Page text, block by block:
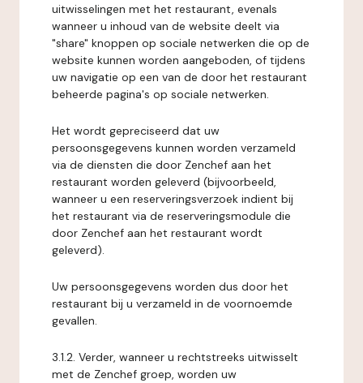
uitwisselingen met het restaurant, evenals
wanneer u inhoud van de website deelt via
"share" knoppen op sociale netwerken die op de
website kunnen worden aangeboden, of tijdens
uw navigatie op een van de door het restaurant
beheerde pagina's op sociale netwerken.
Het wordt gepreciseerd dat uw
persoonsgegevens kunnen worden verzameld
via de diensten die door Zenchef aan het
restaurant worden geleverd (bijvoorbeeld,
wanneer u een reserveringsverzoek indient bij
het restaurant via de reserveringsmodule die
door Zenchef aan het restaurant wordt
geleverd).
Uw persoonsgegevens worden dus door het
restaurant bij u verzameld in de voornoemde
gevallen.
3.1.2. Verder, wanneer u rechtstreeks uitwisselt
met de Zenchef groep, worden uw